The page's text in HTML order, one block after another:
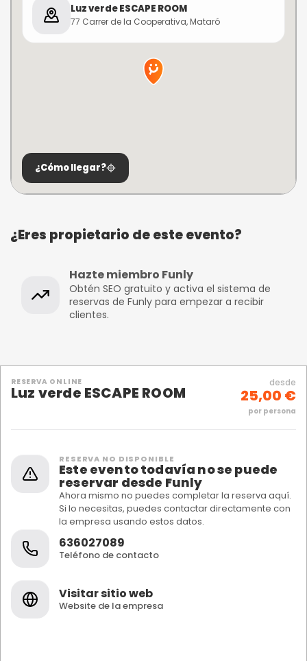
Luz verde ESCAPE ROOM
77 Carrer de la Cooperativa, Mataró
¿Cómo llegar?
¿Eres propietario de este evento?
Hazte miembro Funly
Obtén SEO gratuito y activa el sistema de
reservas de Funly para empezar a recibir
clientes.
RESERVA ONLINE
Luz verde ESCAPE ROOM
desde
25,00 €
por persona
RESERVA NO DISPONIBLE
Este evento todavía no se puede
reservar desde Funly
Ahora mismo no puedes completar la reserva aquí.
Si lo necesitas, puedes contactar directamente con
la empresa usando estos datos.
636027089
Teléfono de contacto
Visitar sitio web
Website de la empresa